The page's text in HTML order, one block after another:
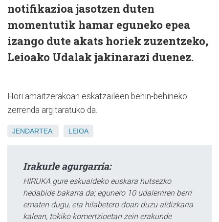
notifikazioa jasotzen duten
momentutik hamar eguneko epea
izango dute akats horiek zuzentzeko,
Leioako Udalak jakinarazi duenez.
Hori amaitzerakoan eskatzaileen behin-behineko
zerrenda argitaratuko da.
JENDARTEA LEIOA
Irakurle agurgarria:
HIRUKA gure eskualdeko euskara hutsezko
hedabide bakarra da; egunero 10 udalerriren berri
ematen dugu, eta hilabetero doan duzu aldizkaria
kalean, tokiko komertzioetan zein erakunde